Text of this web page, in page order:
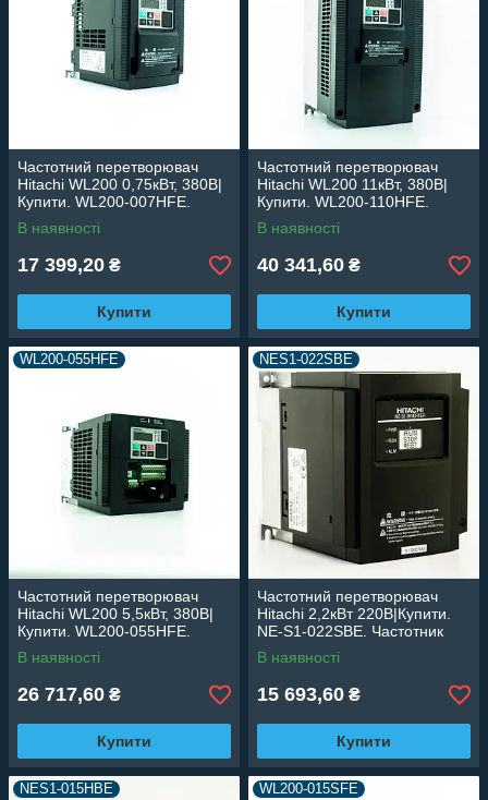
Частотний перетворювач
Hitachi WL200 0,75кВт, 380В|
Купити. WL200-007HFE.
Частотник Hitachi 0,75кВт для
точного керування двигуном.
В наявності
17 399,20 ₴
Купити
Частотний перетворювач
Hitachi WL200 11кВт, 380В|
Купити. WL200-110HFE.
Частотник Hitachi 11кВт для
точного керування двигуном.
В наявності
40 341,60 ₴
Купити
WL200-055HFE
Частотний перетворювач
Hitachi WL200 5,5кВт, 380В|
Купити. WL200-055HFE.
Частотник Hitachi 5,5кВт для
точного керування двигуном.
В наявності
26 717,60 ₴
Купити
NES1-022SBE
Частотний перетворювач
Hitachi 2,2кВт 220В|Купити.
NE-S1-022SBE. Частотник
Hitachi NE-S1 2,2кВт для
асинхронних
В наявності
15 693,60 ₴
Купити
NES1-015НBE WL200-015SFE